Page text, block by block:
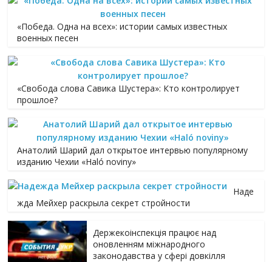
«Победа. Одна на всех»: истории самых известных
военных песен
«Свобода слова Савика Шустера»: Кто контролирует
прошлое?
Анатолий Шарий дал открытое интервью популярному
изданию Чехии «Haló noviny»
Наде
жда Мейхер раскрыла секрет стройности
Держекоінспекція працює над
оновленням міжнародного
законодавства у сфері довкілля